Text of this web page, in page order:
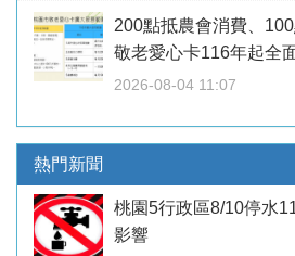
200點抵農會消費、
敬老愛心卡116年起全
2026-08-04 11:07
熱門新聞
桃園5行政區8/10停水
影響